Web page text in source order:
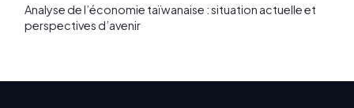
Analyse de l’économie taïwanaise : situation actuelle et
perspectives d’avenir